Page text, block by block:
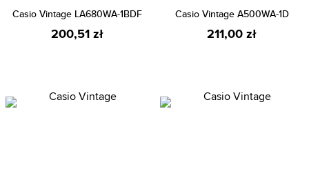
Casio Vintage LA680WA-1BDF
200,51 zł
Casio Vintage A500WA-1D
211,00 zł